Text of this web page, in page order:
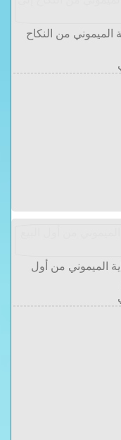
الميموني من النكاح
الميموني من أول